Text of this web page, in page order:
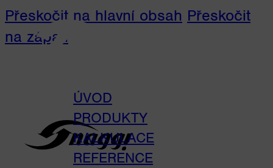
Přeskočit na hlavní obsah Přeskočit
na zápatí
ÚVOD
PRODUKTY
KALKULACE
REFERENCE